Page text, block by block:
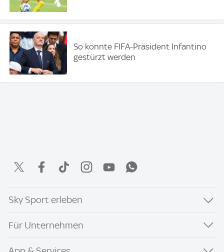
So könnte FIFA-Präsident Infantino
gestürzt werden
Sky Sport erleben
Für Unternehmen